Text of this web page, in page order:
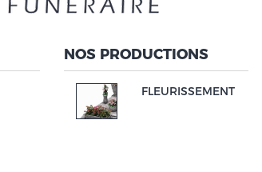
NOS PRODUCTIONS
FLEURISSEMENT